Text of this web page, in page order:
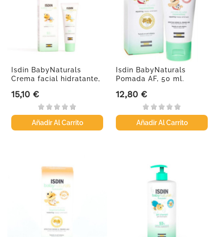
Isdin BabyNaturals
Crema facial hidratante,
Precio
15,10 €
Añadir Al Carrito
Isdin BabyNaturals
Pomada AF, 50 ml.
Precio
12,80 €
Añadir Al Carrito